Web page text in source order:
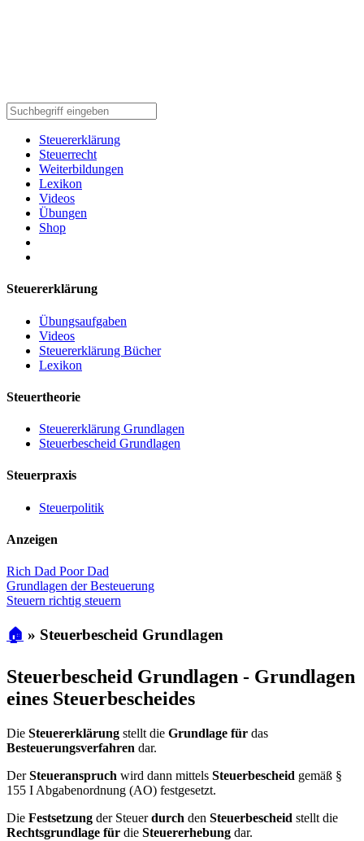
Steuererklärung
Steuerrecht
Weiterbildungen
Lexikon
Videos
Übungen
Shop
Steuererklärung
Übungsaufgaben
Videos
Steuererklärung Bücher
Lexikon
Steuertheorie
Steuererklärung Grundlagen
Steuerbescheid Grundlagen
Steuerpraxis
Steuerpolitik
Anzeigen
Rich Dad Poor Dad
Grundlagen der Besteuerung
Steuern richtig steuern
🏠 » Steuerbescheid Grundlagen
Steuerbescheid Grundlagen - Grundlagen
eines Steuerbescheides
Die Steuererklärung stellt die Grundlage für das
Besteuerungsverfahren dar.
DerSteueranspruch wird dann mittels Steuerbescheid gemäß §
155 I Abgabenordnung (AO) festgesetzt.
Die Festsetzung der Steuerdurch den Steuerbescheid stellt die
Rechtsgrundlage für die Steuererhebung dar.